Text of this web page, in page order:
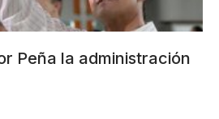
Peña la administración